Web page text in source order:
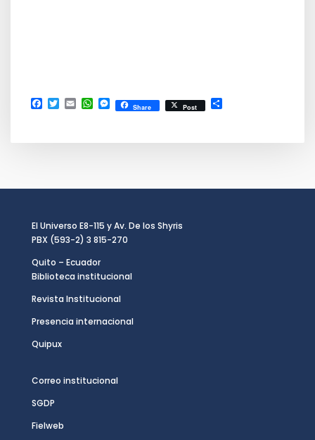
Facebook
TwitterEmailWhatsApp
Messenger
Share Post
El Universo E8-115 y Av. De los Shyris
PBX (593-2) 3 815-270
Quito – Ecuador
Biblioteca institucional
Revista Institucional
Presencia internacional
Quipux
Correo institucional
SGDP
Fielweb